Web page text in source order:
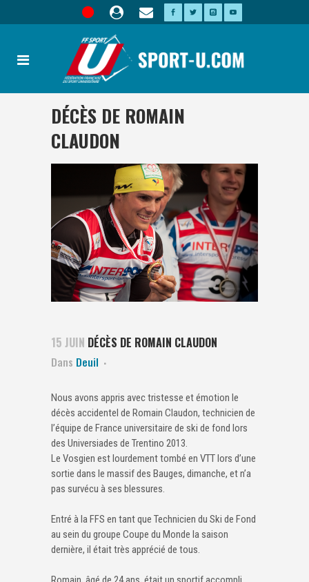
DÉCÈS DE ROMAIN
CLAUDON
15 JUIN DÉCÈS DE ROMAIN CLAUDON
Dans Deuil
Nous avons appris avec tristesse et émotion le
décès accidentel de Romain Claudon, technicien de
l’équipe de France universitaire de ski de fond lors
des Universiades de Trentino 2013.
Le Vosgien est lourdement tombé en VTT lors d’une
sortie dans le massif des Bauges, dimanche, et n’a
pas survécu à ses blessures.
Entré à la FFS en tant que Technicien du Ski de Fond
au sein du groupe Coupe du Monde la saison
dernière, il était très apprécié de tous.